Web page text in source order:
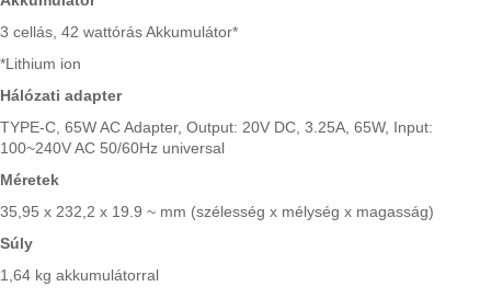
3 cellás, 42 wattórás Akkumulátor*
*Lithium ion
Hálózati adapter
TYPE-C, 65W AC Adapter, Output: 20V DC, 3.25A, 65W, Input:
100~240V AC 50/60Hz universal
Méretek
35,95 x 232,2 x 19.9 ~ mm (szélesség x mélység x magasság)
Súly
1,64 kg akkumulátorral